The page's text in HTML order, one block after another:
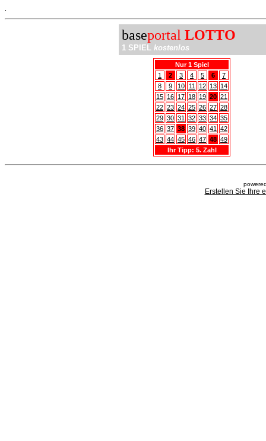
baseportal LOTTO
1 SPIEL kostenlos
Nur 1 Spiel
1
2 3 4 5 6
7
8
9 10 11 12 13 14
15 16 17 18 19 20 21
22 23 24 25 26 27 28
29 30 31 32 33 34 35
36 37 38 39 40 41
42
43 44 45 46 47 48 49
Ihr Tipp: 5. Zahl
Erstellen Sie Ihre